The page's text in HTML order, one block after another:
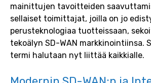
mainittujen tavoitteiden
sellaiset toimittajat, joilla on jo
perusteknologiaa tuotteissaan,
tekoälyn SD-WAN markkinointiinsa.
termi halutaan nyt liittää kaikkialle.